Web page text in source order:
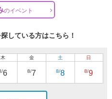
のイベント
している方はこちら！
木
6
金
8/7
土
8/8
日
8/9